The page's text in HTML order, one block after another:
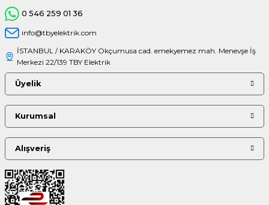
0 546 259 01 36
info@tbyelektrik.com
İSTANBUL / KARAKÖY Okçumusa cad. emekyemez mah. Menevşe İş
Merkezi 22/139 TBY Elektrik
Üyelik
Kurumsal
Alışveriş